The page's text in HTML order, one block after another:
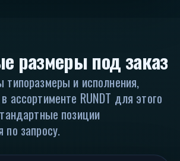
размеры под заказ
и исполнения,
ассортименте RUNDT для этого
позиции
запросу.